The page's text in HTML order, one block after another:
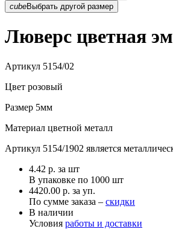
cubeВыбрать другой размер
Люверс цветная
Артикул 5154/02
Цвет розовый
Размер 5мм
Материал цветной металл
Артикул 5154/1902 является
4.42 р. за шт
В упаковке по 1000 шт
4420.00 р. за уп.
По сумме заказа – скидки
В наличии
Условия работы и доставки